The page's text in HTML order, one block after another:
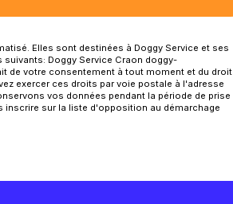
Elles sont destinées à Doggy Service et ses
Doggy Service Craon doggy-
de votre consentement à tout moment et du droit
exercer ces droits par voie postale à l'adresse
vos données pendant la période de prise
inscrire sur la liste d'opposition au démarchage